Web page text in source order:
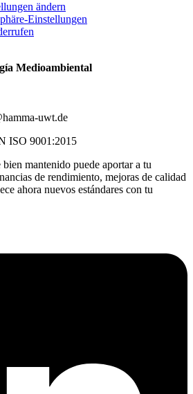
ändern
Einstellungen
Medioambiental
uwt.de
ISO 9001:2015
mantenido puede aportar a tu
de rendimiento, mejoras de calidad
ahora nuevos estándares con tu